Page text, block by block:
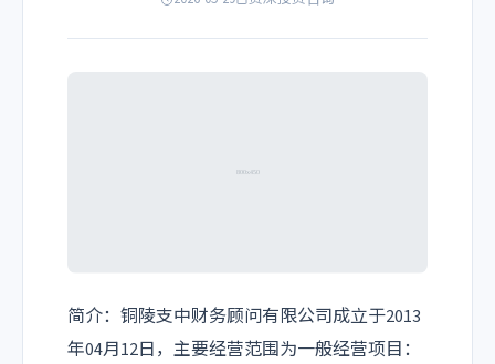
简介：铜陵支中财务顾问有限公司成立于2013
年04月12日，主要经营范围为一般经营项目：